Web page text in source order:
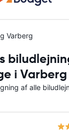
Varberg
i Varberg
af alle